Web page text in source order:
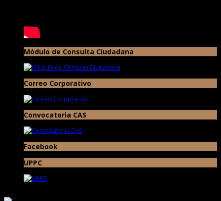
Módulo de Consulta Ciudadana
Correo Corporativo
Convocatoria CAS
Facebook
UPPC